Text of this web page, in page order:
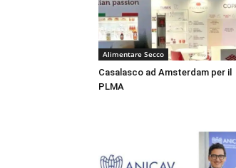
Alimentare Secco
Casalasco ad Amsterdam per il
PLMA